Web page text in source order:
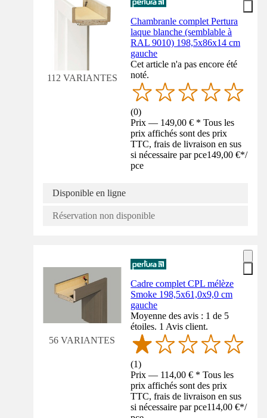
112 VARIANTES
Chambranle complet Pertura
laque blanche (semblable à
RAL 9010) 198,5x86x14 cm
gauche
Cet article n'a pas encore été
noté.
(0)
Prix — 149,00 € * Tous les
prix affichés sont des prix
TTC, frais de livraison en sus
si nécessaire par pce149,00 €*/
pce
Disponible en ligne
Réservation non disponible
56 VARIANTES
Cadre complet CPL mélèze
Smoke 198,5x61,0x9,0 cm
gauche
Moyenne des avis : 1 de 5
étoiles. 1 Avis client.
(1)
Prix — 114,00 € * Tous les
prix affichés sont des prix
TTC, frais de livraison en sus
si nécessaire par pce114,00 €*/